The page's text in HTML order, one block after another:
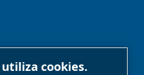
cookies.